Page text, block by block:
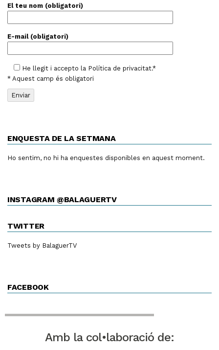
El teu nom (obligatori)
E-mail (obligatori)
He llegit i accepto la Política de privacitat.*
* Aquest camp és obligatori
ENQUESTA DE LA SETMANA
Ho sentim, no hi ha enquestes disponibles en aquest moment.
INSTAGRAM @BALAGUERTV
TWITTER
Tweets by BalaguerTV
FACEBOOK
Amb la col•laboració de: